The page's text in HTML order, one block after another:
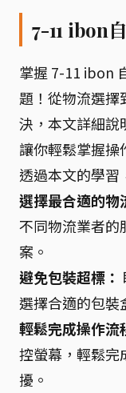
7-11 ibon
掌握 7-11 ibon
題！從物流選擇
決，本文詳細說
讓你輕鬆掌握操
透過本文的學習
選擇最合適的物
不同物流業者的
案。
避免包裝超標：
選擇合適的包裝
輕鬆完成操作流
控螢幕，輕鬆完
擾。